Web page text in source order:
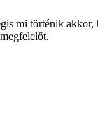
mi történik